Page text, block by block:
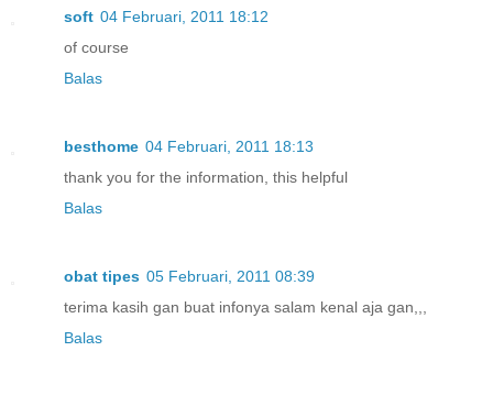
soft 04 Februari, 2011 18:12
of course
Balas
besthome 04 Februari, 2011 18:13
thank you for the information, this helpful
Balas
obat tipes 05 Februari, 2011 08:39
terima kasih gan buat infonya salam kenal aja gan,,,
Balas